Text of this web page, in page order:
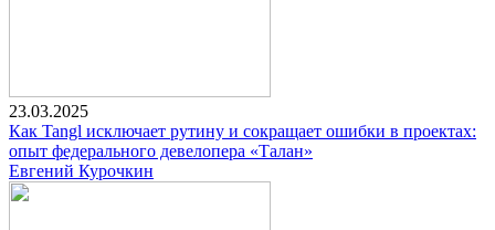
23.03.2025
Как Tangl исключает рутину и сокращает ошибки в проектах:
опыт федерального девелопера «Талан»
Евгений Курочкин